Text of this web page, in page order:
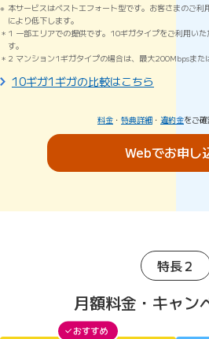
本サービスはベストエフォート型です。お客さまのご
により低下します。
1 一部エリアでの提供です。10ギガタイプをご利用い
す。
2 マンション1ギガタイプの場合は、最大200Mbpsまた
10ギガ1ギガの比較はこちら
料金 ・ 特典詳細 ・ 違約金をご確
Webでお申し
特長２
月額料金・キャン